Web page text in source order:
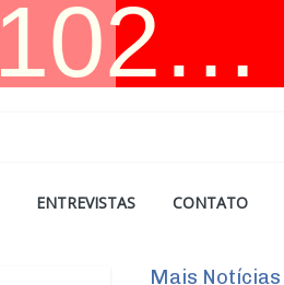
ENTREVISTAS CONTATO
Mais Notícias